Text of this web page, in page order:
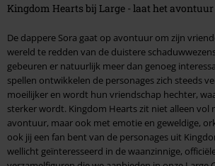
Kingdom Hearts bij Large - laat het
De dappere Sora gaat op avontuur om zijn
wereld te redden van de duistere
gebeuren er natuurlijk meer dan genoeg
spellen ontwikkelen de personages zich steeds
moeilijker en wordt hun vriendschap hechter,
sterker wordt. Kingdom Hearts zit niet alleen vol
avontuur, maar ook met emotie en geweldige,
ook jij een fan bent van de personages uit
wellicht geïnteresseerd in de waanzinnige,